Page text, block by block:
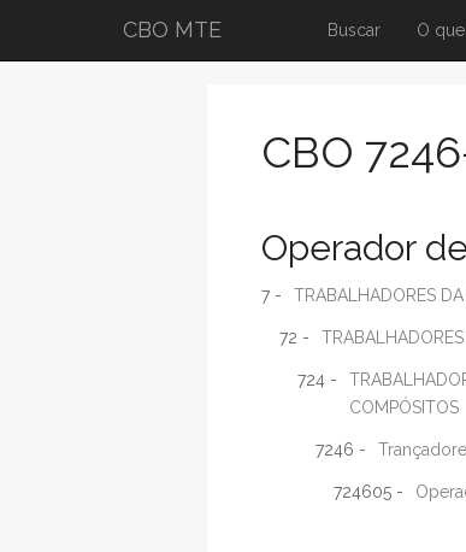
CBO MTE Buscar O
CBO
Operador
7 - TRABALHADORES
72 -
724 -
COMPÓSITOS
7246 -
724605 -